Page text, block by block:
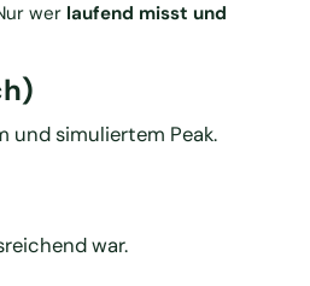
wer laufend misst und
und simuliertem Peak.
war.